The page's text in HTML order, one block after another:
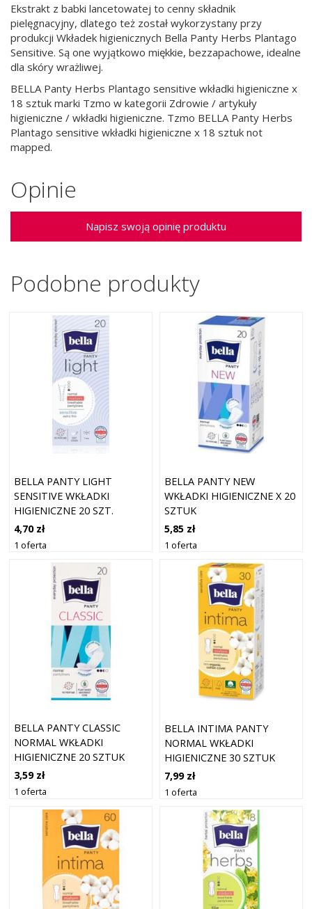
Ekstrakt z babki lancetowatej to cenny składnik
pielęgnacyjny, dlatego też został wykorzystany przy
produkcji Wkładek higienicznych Bella Panty Herbs Plantago
Sensitive. Są one wyjątkowo miękkie, bezzapachowe, idealne
dla skóry wrażliwej.
BELLA Panty Herbs Plantago sensitive wkładki higieniczne x
18 sztuk marki Tzmo w kategorii Zdrowie / artykuły
higieniczne / wkładki higieniczne. Tzmo BELLA Panty Herbs
Plantago sensitive wkładki higieniczne x 18 sztuk not
mapped.
Opinie
Napisz swoją opinię produktu
Podobne produkty
BELLA PANTY LIGHT
SENSITIVE WKŁADKI
HIGIENICZNE 20 SZT.
4,70 zł
1 oferta
BELLA PANTY NEW
WKŁADKI HIGIENICZNE X 20
SZTUK
5,85 zł
1 oferta
BELLA PANTY CLASSIC
NORMAL WKŁADKI
HIGIENICZNE 20 SZTUK
3,59 zł
1 oferta
BELLA INTIMA PANTY
NORMAL WKŁADKI
HIGIENICZNE 30 SZTUK
7,99 zł
1 oferta